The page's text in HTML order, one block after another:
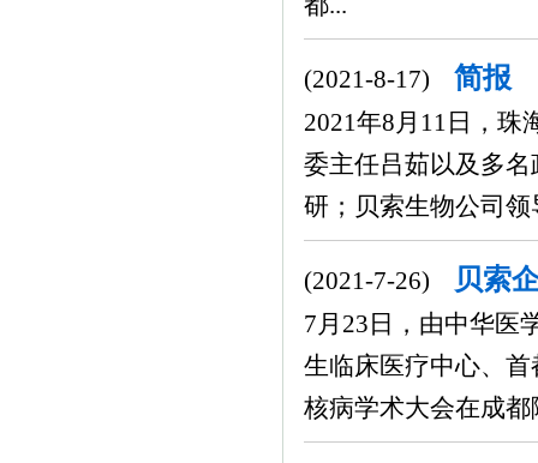
(2021-8-17) 简报
2021年8月11日，珠
委主任吕茹以及多
研；贝索生物公司
(2021-7-26) 贝索
7月23日，由中华医
生临床医疗中心、
核病学术大会在成